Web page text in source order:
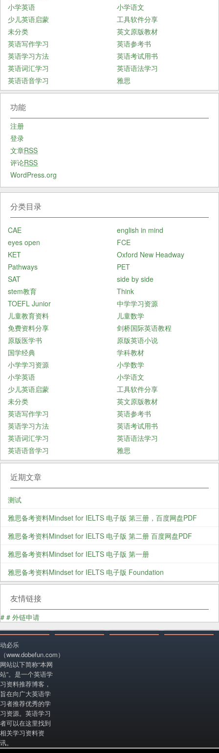
小学英语
小学语文
少儿英语启蒙
工具软件分享
未分类
英文原版教材
英语写作学习
英语参考书
英语学习方法
英语考试用书
英语词汇学习
英语语法学习
英语语音学习
雅思
功能
注册
登录
文章RSS
评论RSS
WordPress.org
分类目录
CAE
english in mind
eyes open
FCE
KET
Oxford New Headway
Pathways
PET
SAT
side by side
stem教育
Think
TOEFL Junior
中学学习资源
儿童教育资料
儿童数学
免费资料分享
剑桥国际英语教程
原版医学书
原版英语小说
国学经典
学科教材
小学学习资源
小学数学
小学英语
小学语文
少儿英语启蒙
工具软件分享
未分类
英文原版教材
英语写作学习
英语参考书
英语学习方法
英语考试用书
英语词汇学习
英语语法学习
英语语音学习
雅思
近期文章
测试
雅思备考资料Mindset for IELTS 电子版 第三册，百度网盘PDF
雅思备考资料Mindset for IELTS 电子版 第二册 百度网盘PDF
雅思备考资料Mindset for IELTS 电子版 第一册
雅思备考资料Mindset for IELTS 电子版 Foundation
友情链接
# # 外链申请
动必乐
（www.dobefun.com）
网站以下简称“本网
站”。是一个英语学
习资料推荐博客，
旨在向广大英语学
习者推荐优秀的学
习资源。英语学习
者可以在这里找到
相关学习资料资
讯。